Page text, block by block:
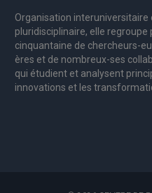
Organisation interuniversitaire
pluridisciplinaire, elle regroupe
cinquantaine de chercheurs-
ères et de nombreux-ses
qui étudient et analysent
innovations et les